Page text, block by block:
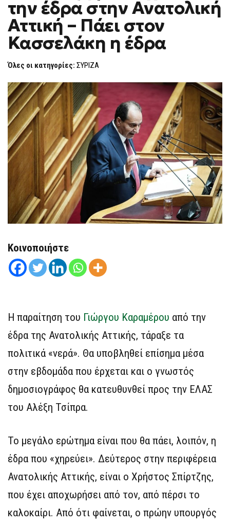
ΔΈΧΕΤΑΙ
ΤΗΝ
ΈΔΡΑ
ΣΤΗΝ
ΑΝΑΤΟΛΙΚΉ
ΑΤΤΙΚΉ
ΠΆΕΙ
ΣΤΟΝ
την έδρα στην Ανατολική
Αττική – Πάει στον
Κασσελάκη η έδρα
Όλες οι κατηγορίες: ΣΥΡΙΖΑ
Κοινοποιήστε
Η παραίτηση του Γιώργου Καραμέρου από την
έδρα της Ανατολικής Αττικής, τάραξε τα
πολιτικά «νερά». Θα υποβληθεί επίσημα μέσα
στην εβδομάδα που έρχεται και ο γνωστός
δημοσιογράφος θα κατευθυνθεί προς την ΕΛΑΣ
του Αλέξη Τσίπρα.
Το μεγάλο ερώτημα είναι που θα πάει, λοιπόν, η
έδρα που «χηρεύει». Δεύτερος στην περιφέρεια
Ανατολικής Αττικής, είναι ο Χρήστος Σπίρτζης,
που έχει αποχωρήσει από τον, από πέρσι το
καλοκαίρι. Από ότι φαίνεται, ο πρώην υπουργός